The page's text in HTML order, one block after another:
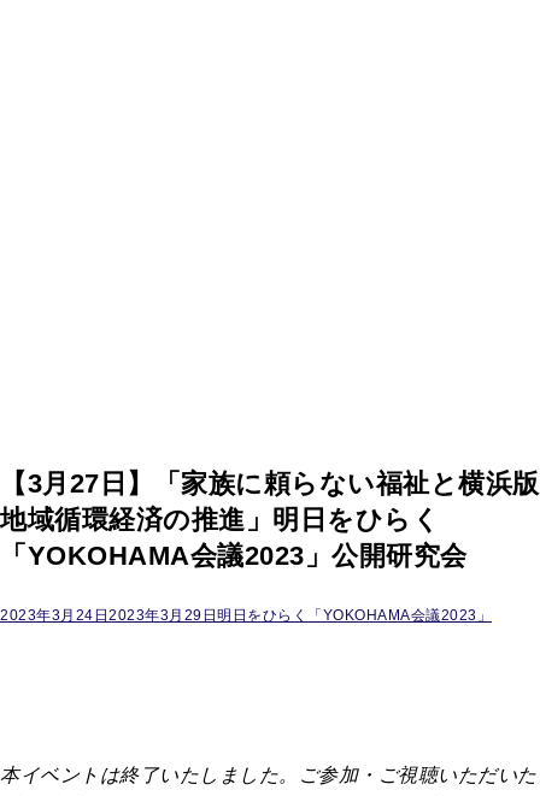
【3月27日】「家族に頼らない福祉と横浜版
地域循環経済の推進」明日をひらく
「YOKOHAMA会議2023」公開研究会
2023年3月24日2023年3月29日明日をひらく「YOKOHAMA会議2023」
本イベントは終了いたしました。ご参加・ご視聴いただいた